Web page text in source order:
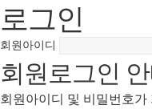
로그인
회원아이디
회원로그인
회원아이디 및 비밀번호